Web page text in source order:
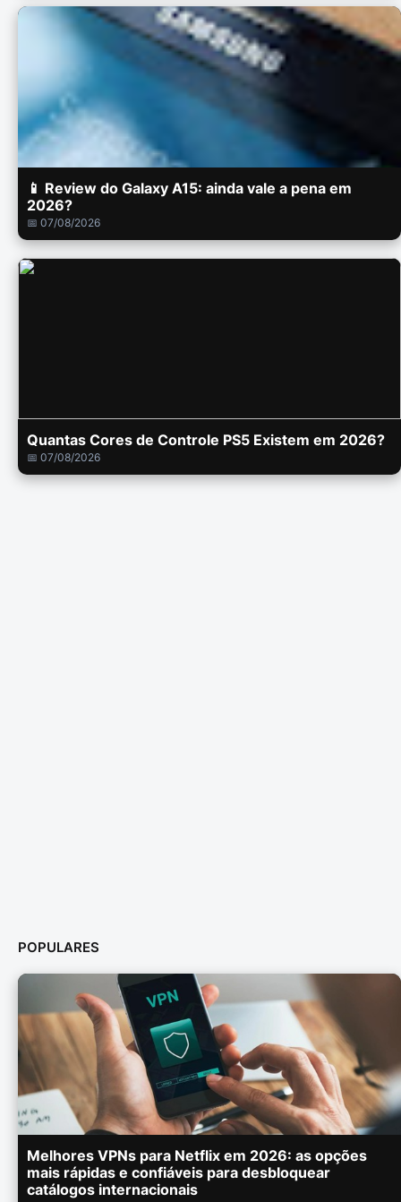
📱 Review do Galaxy A15: ainda vale a pena em
2026?
📅 07/08/2026
Quantas Cores de Controle PS5 Existem em 2026?
📅 07/08/2026
POPULARES
Melhores VPNs para Netflix em 2026: as opções
mais rápidas e confiáveis para desbloquear
catálogos internacionais